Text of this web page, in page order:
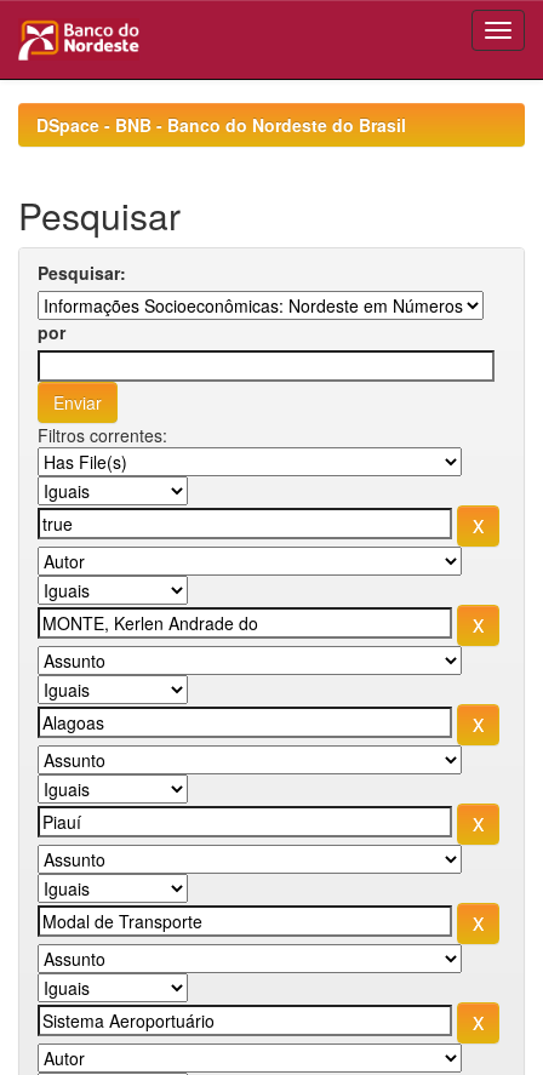
navigationDSpace - BNB - Banco do Nordeste do Brasil
Pesquisar
Pesquisar:
por
Filtros correntes: